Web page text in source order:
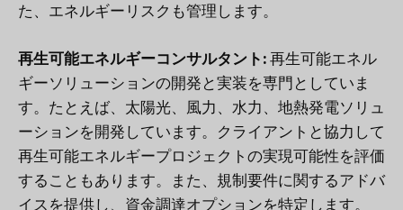
た、エネルギーリスクも管理します。
再生可能エネルギーコンサルタント: 再生可能エネル
ギーソリューションの開発と実装を専門としていま
す。たとえば、太陽光、風力、水力、地熱発電ソリュ
ーションを開発しています。クライアントと協力して
再生可能エネルギープロジェクトの実現可能性を評価
することもあります。また、規制要件に関するアドバ
イスを提供し、資金調達オプションを特定します。